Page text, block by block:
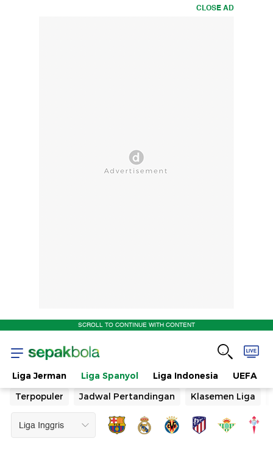
CLOSE AD
SCROLL TO CONTINUE WITH CONTENT
Liga Jerman Liga Spanyol Liga Indonesia UEFA
Terpopuler
Jadwal Pertandingan Klasemen Liga